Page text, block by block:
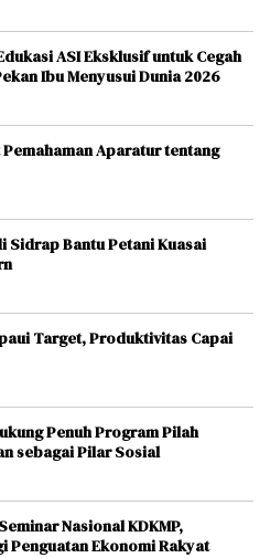
ASI Eksklusif untuk Cegah
Ibu Menyusui Dunia 2026
Aparatur tentang
Sidrap Bantu Petani Kuasai
Target, Produktivitas Capai
Penuh Program Pilah
sebagai Pilar Sosial
Nasional KDKMP,
Penguatan Ekonomi Rakyat